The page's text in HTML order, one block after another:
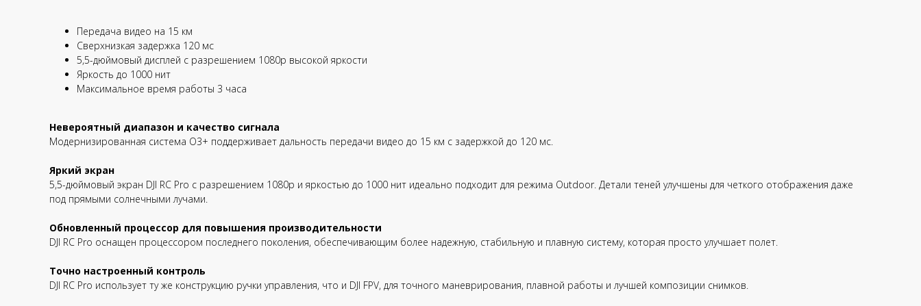
Передача видео на 15 км
Сверхнизкая задержка 120 мс
5,5-дюймовый дисплей с разрешением 1080p высокой яркости
Яркость до 1000 нит
Максимальное время работы 3 часа
Невероятный диапазон и качество сигнала
Модернизированная система O3+ поддерживает дальность передачи видео до 15 км с задержкой до 120 мс.
Яркий экран
5,5-дюймовый экран DJI RC Pro с разрешением 1080p и яркостью до 1000 нит идеально подходит для режима Outdoor. Детали теней улучшены для четкого отображения даже
под прямыми солнечными лучами.
Обновленный процессор для повышения производительности
DJI RC Pro оснащен процессором последнего поколения, обеспечивающим более надежную, стабильную и плавную систему, которая просто улучшает полет.
Точно настроенный контроль
DJI RC Pro использует ту же конструкцию ручки управления, что и DJI FPV, для точного маневрирования, плавной работы и лучшей композиции снимков.